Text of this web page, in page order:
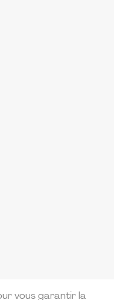
vous garantir la